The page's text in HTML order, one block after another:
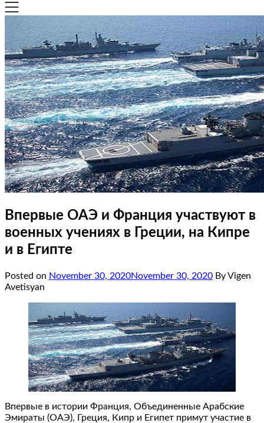
Впервые ОАЭ и Франция участвуют в
военных учениях в Греции, на Кипре
и в Египте
Posted on November 30, 2020November 30, 2020 By Vigen
Avetisyan
Впервые в истории Франция, Объединенные Арабские
Эмираты (ОАЭ), Греция, Кипр и Египет примут участие в